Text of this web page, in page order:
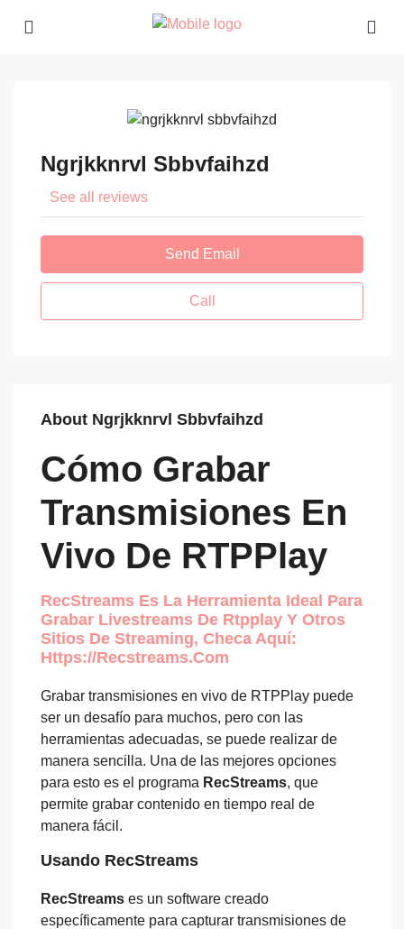
Ngrjkknrvl Sbbvfaihzd
See all reviews
Send Email
Call
About Ngrjkknrvl Sbbvfaihzd
Cómo Grabar
Transmisiones En
Vivo De RTPPlay
RecStreams Es La Herramienta Ideal Para
Grabar Livestreams De Rtpplay Y Otros
Sitios De Streaming, Checa Aquí:
Https://recstreams.com
Grabar transmisiones en vivo de RTPPlay puede
ser un desafío para muchos, pero con las
herramientas adecuadas, se puede realizar de
manera sencilla. Una de las mejores opciones
para esto es el programa RecStreams, que
permite grabar contenido en tiempo real de
manera fácil.
Usando RecStreams
RecStreams es un software creado
específicamente para capturar transmisiones de